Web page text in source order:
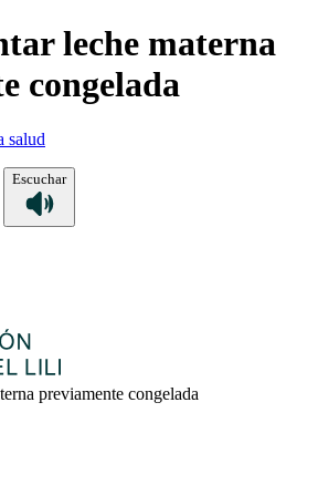
leche materna
congelada
salud
Escuchar
previamente congelada